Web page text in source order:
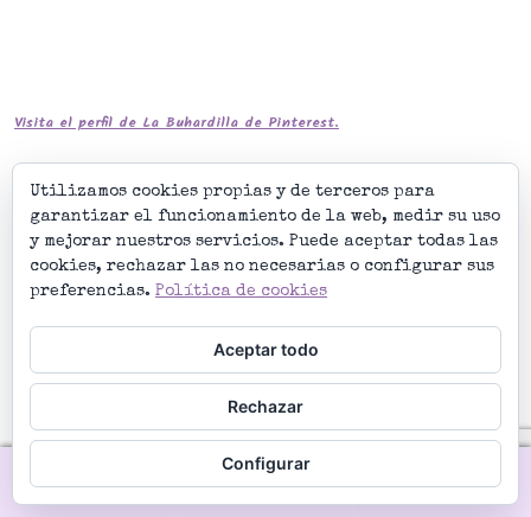
Visita el perfil de La Buhardilla de Pinterest.
© La Buhardilla de Noe 2026
Construido con WooCommerce.
Buscar
Utilizamos cookies propias y de terceros para
garantizar el funcionamiento de la web, medir su uso
y mejorar nuestros servicios. Puede aceptar todas las
cookies, rechazar las no necesarias o configurar sus
preferencias. Política de cookies
Aceptar todo
Rechazar
Configurar